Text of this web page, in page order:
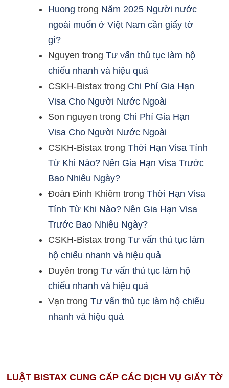
Huong trong Năm 2025 Người nước
ngoài muốn ở Việt Nam cần giấy tờ
gì?
Nguyen trong Tư vấn thủ tục làm hộ
chiếu nhanh và hiệu quả
CSKH-Bistax trong Chi Phí Gia Hạn
Visa Cho Người Nước Ngoài
Son nguyen trong Chi Phí Gia Hạn
Visa Cho Người Nước Ngoài
CSKH-Bistax trong Thời Hạn Visa Tính
Từ Khi Nào? Nên Gia Hạn Visa Trước
Bao Nhiêu Ngày?
Đoàn Đình Khiêm trong Thời Hạn Visa
Tính Từ Khi Nào? Nên Gia Hạn Visa
Trước Bao Nhiêu Ngày?
CSKH-Bistax trong Tư vấn thủ tục làm
hộ chiếu nhanh và hiệu quả
Duyên trong Tư vấn thủ tục làm hộ
chiếu nhanh và hiệu quả
Vạn trong Tư vấn thủ tục làm hộ chiếu
nhanh và hiệu quả
LUẬT BISTAX CUNG CẤP CÁC DỊCH VỤ GIẤY TỜ